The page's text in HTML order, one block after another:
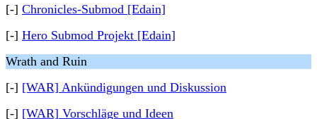
[-] Chronicles-Submod [Edain]
[-] Hero Submod Projekt [Edain]
Wrath and Ruin
[-] [WAR] Ankündigungen und Diskussion
[-] [WAR] Vorschläge und Ideen